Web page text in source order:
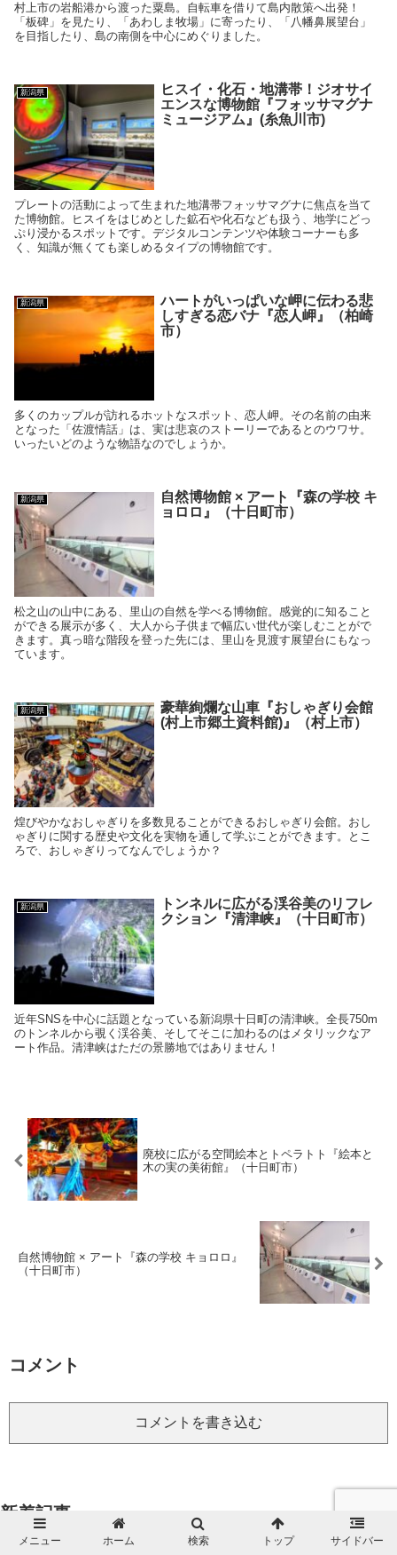
村上市の岩船港から渡った粟島。自転車を借りて島内散策へ出発！
「板碑」を見たり、「あわしま牧場」に寄ったり、「八幡鼻展望台」
を目指したり、島の南側を中心にめぐりました。
新潟県
ヒスイ・化石・地溝帯！ジオサイ
エンスな博物館『フォッサマグナ
ミュージアム』(糸魚川市)
プレートの活動によって生まれた地溝帯フォッサマグナに焦点を当て
た博物館。ヒスイをはじめとした鉱石や化石なども扱う、地学にどっ
ぷり浸かるスポットです。デジタルコンテンツや体験コーナーも多
く、知識が無くても楽しめるタイプの博物館です。
新潟県
ハートがいっぱいな岬に伝わる悲
しすぎる恋バナ『恋人岬』（柏崎
市）
多くのカップルが訪れるホットなスポット、恋人岬。その名前の由来
となった「佐渡情話」は、実は悲哀のストーリーであるとのウワサ。
いったいどのような物語なのでしょうか。
新潟県
自然博物館 × アート『森の学校 キ
ョロロ』（十日町市）
松之山の山中にある、里山の自然を学べる博物館。感覚的に知ること
ができる展示が多く、大人から子供まで幅広い世代が楽しむことがで
きます。真っ暗な階段を登った先には、里山を見渡す展望台にもなっ
ています。
新潟県
豪華絢爛な山車『おしゃぎり会館
(村上市郷土資料館)』（村上市）
煌びやかなおしゃぎりを多数見ることができるおしゃぎり会館。おし
ゃぎりに関する歴史や文化を実物を通して学ぶことができます。とこ
ろで、おしゃぎりってなんでしょうか？
新潟県
トンネルに広がる渓谷美のリフレ
クション『清津峡』（十日町市）
近年SNSを中心に話題となっている新潟県十日町の清津峡。全長750m
のトンネルから覗く渓谷美、そしてそこに加わるのはメタリックなア
ート作品。清津峡はただの景勝地ではありません！
廃校に広がる空間絵本とトペラトト『絵本と
木の実の美術館』（十日町市）
自然博物館 × アート『森の学校 キョロロ』
（十日町市）
コメント
コメントを書き込む
新着記事
メニュー ホーム 検索 トップ サイドバー